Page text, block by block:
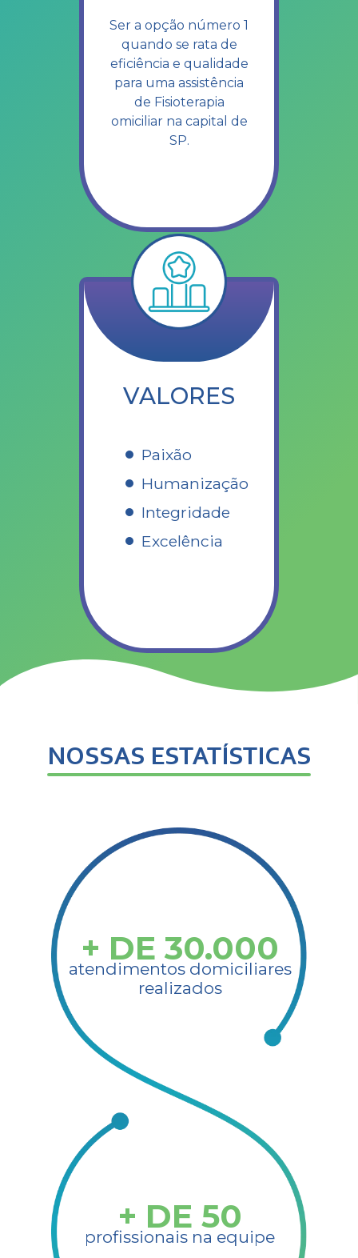
Ser a opção número 1
quando se rata de
eficiência e qualidade
para uma assistência
de Fisioterapia
omiciliar na capital de
SP.
VALORES
Paixão
Humanização
Integridade
Excelência
NOSSAS ESTATÍSTICAS​
+ DE 30.000
atendimentos domiciliares
realizados
+ DE 50
profissionais na equipe​